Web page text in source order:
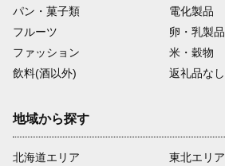
パン・菓子類
電化製品
フルーツ
卵・乳製品
ファッション
米・穀物
飲料(酒以外)
返礼品なし
地域から探す
北海道エリア
東北エリア